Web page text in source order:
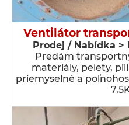
Ventilátor
Prodej / Nabídka >
Predám
materiály, pelety,
priemyselné a